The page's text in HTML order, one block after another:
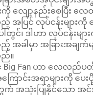
လျော့နည်းစေပြီး လေ
အပြင် လုပ်ငန်းများကို
င်၊ ဒါဟာ လုပ်ငန်းမျာ
အခါမှာ အခြားအချက်မ
ည်။
င် Big Fan ဟာ လေလ
ောင်းအရာများကို ပေး
က် အသုံးပြုနိုင်သော အ